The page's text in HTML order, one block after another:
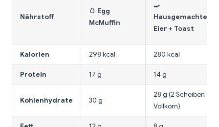
Nährstoff
🥚 Egg
McMuffin
🍳
Hausgemachte
Eier + Toast
Kalorien 298 kcal 280 kcal
Protein 17 g 14 g
Kohlenhydrate 30 g
28 g (2 Scheiben
Vollkorn)